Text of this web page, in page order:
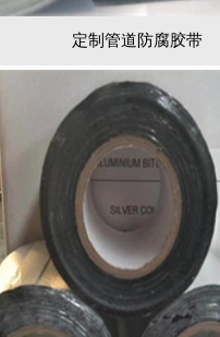
定制管道防腐胶带